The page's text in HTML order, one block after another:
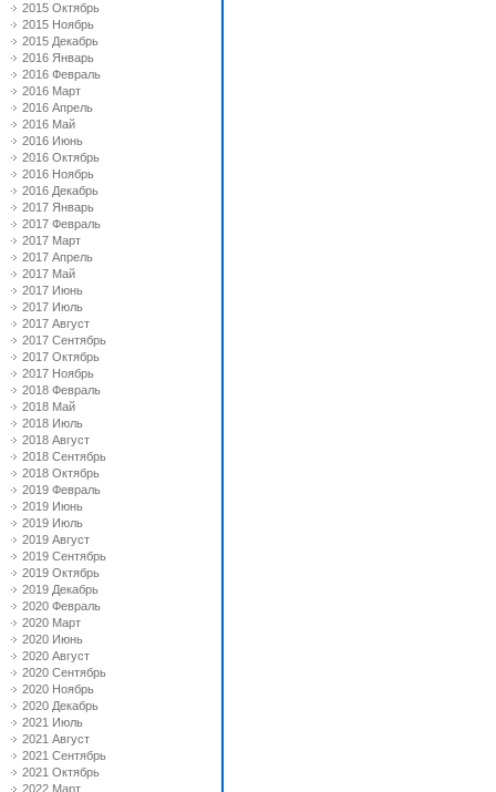
2015 Октябрь
2015 Ноябрь
2015 Декабрь
2016 Январь
2016 Февраль
2016 Март
2016 Апрель
2016 Май
2016 Июнь
2016 Октябрь
2016 Ноябрь
2016 Декабрь
2017 Январь
2017 Февраль
2017 Март
2017 Апрель
2017 Май
2017 Июнь
2017 Июль
2017 Август
2017 Сентябрь
2017 Октябрь
2017 Ноябрь
2018 Февраль
2018 Май
2018 Июль
2018 Август
2018 Сентябрь
2018 Октябрь
2019 Февраль
2019 Июнь
2019 Июль
2019 Август
2019 Сентябрь
2019 Октябрь
2019 Декабрь
2020 Февраль
2020 Март
2020 Июнь
2020 Август
2020 Сентябрь
2020 Ноябрь
2020 Декабрь
2021 Июль
2021 Август
2021 Сентябрь
2021 Октябрь
2022 Март